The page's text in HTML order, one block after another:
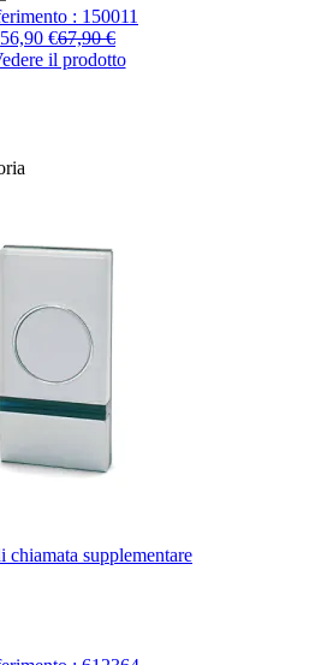
: 150011
56,90 €67,90 €
il prodotto
chiamata supplementare